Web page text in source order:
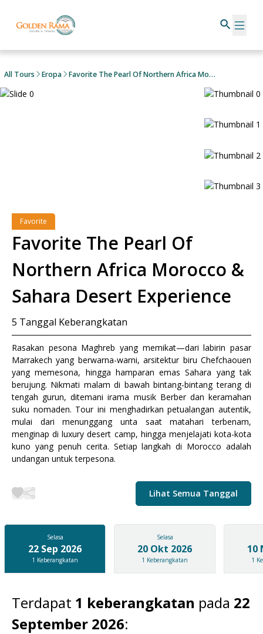
All Tours Eropa Favorite The Pearl Of Northern Africa Morocco & Sahara Desert Experience
Favorite
Favorite The Pearl Of
Northern Africa Morocco &
Sahara Desert Experience
5 Tanggal Keberangkatan
Rasakan pesona Maghreb yang memikat—dari labirin pasar
Marrakech yang berwarna-warni, arsitektur biru Chefchaouen
yang memesona, hingga hamparan emas Sahara yang tak
berujung. Nikmati malam di bawah bintang-bintang terang di
tengah gurun, ditemani irama musik Berber dan keramahan
suku nomaden. Tour ini menghadirkan petualangan autentik,
mulai dari menunggang unta saat matahari terbenam,
menginap di luxury desert camp, hingga menjelajati kota-kota
kuno yang penuh cerita. Setiap langkah di Morocco adalah
undangan untuk terpesona.
Lihat Semua Tanggal
Selasa
22 Sep 2026
1 Keberangkatan
Selasa
20 Okt 2026
1 Keberangkatan
10
1
Terdapat 1 keberangkatan pada 22
September 2026: